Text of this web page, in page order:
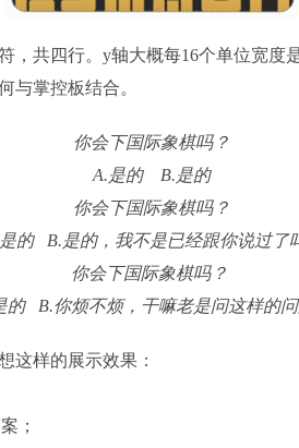
，共四行。y轴大概每16个单位宽度
与掌控板结合。
你会下国际象棋吗？
A.是的 B.是的
你会下国际象棋吗？
的 B.是的，我不是已经跟你说过了
你会下国际象棋吗？
的 B.你烦不烦，干嘛老是问这样的问
这样的展示效果：
；